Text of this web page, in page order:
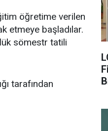
öğretime verilen
etmeye başladılar.
sömestr tatili
tarafından